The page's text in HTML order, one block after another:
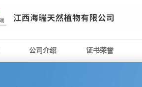
公司介绍 证书荣誉